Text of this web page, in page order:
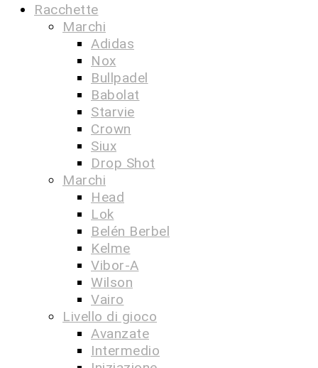
Racchette
Marchi
Adidas
Nox
Bullpadel
Babolat
Starvie
Crown
Siux
Drop Shot
Marchi
Head
Lok
Belén Berbel
Kelme
Vibor-A
Wilson
Vairo
Livello di gioco
Avanzate
Intermedio